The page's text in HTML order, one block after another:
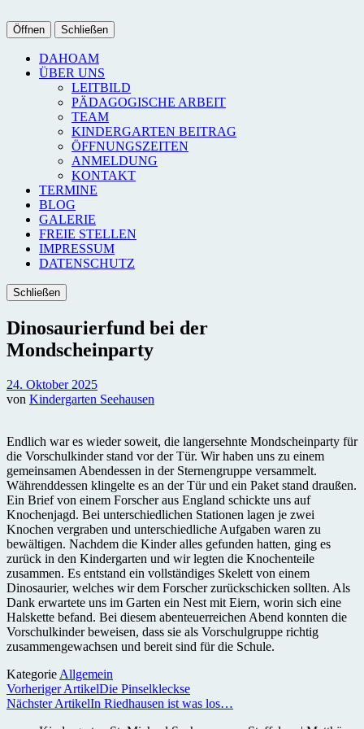
Öffnen Schließen
DAHOAM
ÜBER UNS
LEITBILD
PÄDAGOGISCHE ARBEIT
TEAM
KINDERGARTEN BEITRAG
ÖFFNUNGSZEITEN
ANMELDUNG
KONTAKT
TERMINE
BLOG
GALERIE
FREIE STELLEN
IMPRESSUM
DATENSCHUTZ
Schließen
Dinosaurierfund bei der
Mondscheinparty
24. Oktober 2025
von Kindergarten Seehausen
Endlich war es wieder soweit, die langersehnte Mondscheinparty für
die Vorschulkinder stand vor der Tür. Wir haben uns zu einem
gemeinsamen Abendessen in der Sternengruppe versammelt.
Währenddessen klingelte es an der Tür und ein Paket stand draußen.
Ein Brief von einem Forscher aus England schickte uns auf
Knochenjagd. Bei unterschiedlichen Stationen lagen je zwei
Knochen vergraben und unterschiedliche Aufgaben waren zu
bewältigen. Nachdem die Kinder alles gefunden hatten, ging es
zurück in den Kindergarten und wir legten die Knochenteile
zusammen. Es entstand ein vollständiges Skelett von einem
Dinosaurier, welches wir dem Forscher zurückschicken sollten. Als
Dank erwartete uns im Garten ein Nest mit Eiern, worin sich eine
Halskette befand. Bei diesem abenteuerreichen Abend konnten die
Vorschulkinder beweisen, dass sie als Vorschulgruppe richtig
zusammengewachsen und bereit sind für die Schule.
Kategorie Allgemein
Vorheriger ArtikelDie Pinselkleckse
Nächster ArtikelIn Riedhausen ist was los…